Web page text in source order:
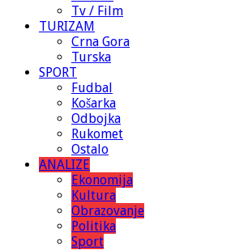
Tv / Film
TURIZAM
Crna Gora
Turska
SPORT
Fudbal
Košarka
Odbojka
Rukomet
Ostalo
ANALIZE
Ekonomija
Kultura
Obrazovanje
Politika
Sport